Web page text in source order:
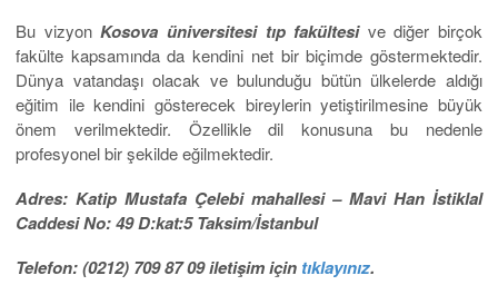
Bu vizyonKosova üniversitesi tıp fakültesive diğer birçok
fakülte kapsamında da kendini net bir biçimde göstermektedir.
Dünya vatandaşı olacak ve bulunduğu bütün ülkelerde aldığı
eğitim ile kendini gösterecek bireylerin yetiştirilmesine büyük
önem verilmektedir. Özellikle dil konusuna bu nedenle
profesyonel bir şekilde eğilmektedir.
Adres: Katip Mustafa Çelebi mahallesi – Mavi Han İstiklal
Caddesi No: 49 D:kat:5 Taksim/İstanbul
Telefon: (0212) 709 87 09 iletişim için tıklayınız.